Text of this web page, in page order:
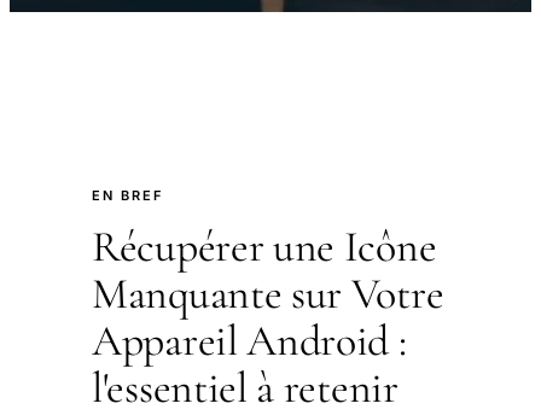
EN BREF
Récupérer une Icône
Manquante sur Votre
Appareil Android :
l'essentiel à retenir